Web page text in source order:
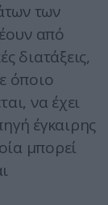
των
από
διατάξεις,
όποιο
να έχει
έγκαιρης
μπορεί